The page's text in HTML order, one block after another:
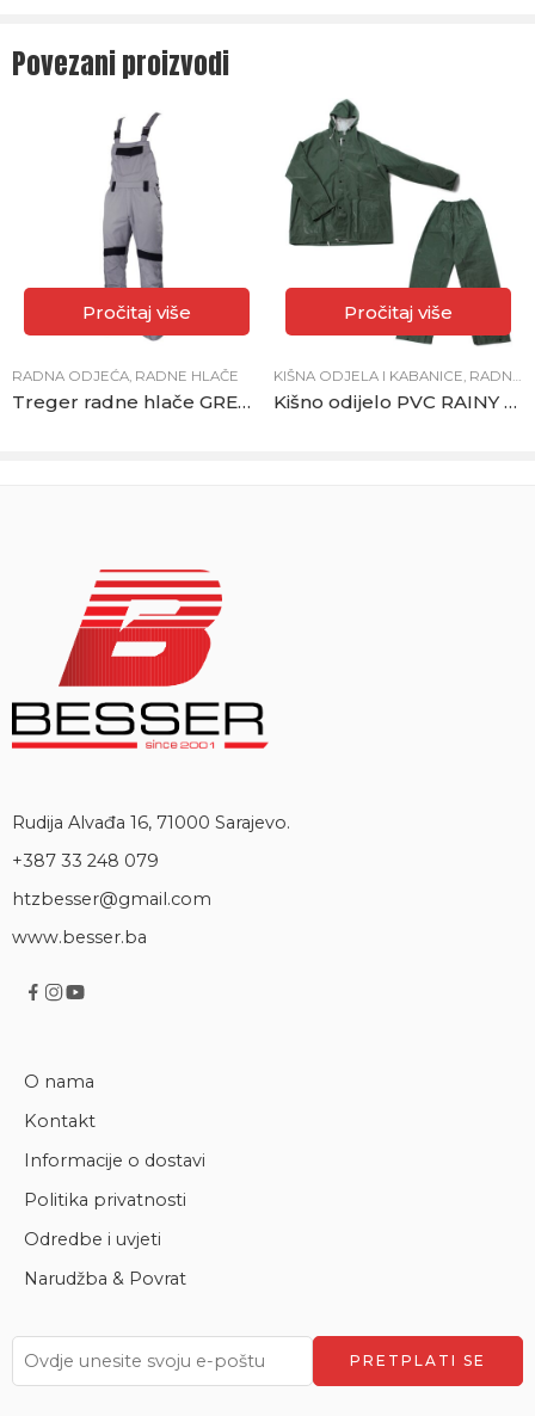
Povezani proizvodi
Pročitaj više
RADNA ODJEĆA, RADNE HLAČE
Treger radne hlače GREENLAND sivo-crne
Pročitaj više
KIŠNA ODJELA I KABANICE, RADNA ODJEĆA
Kišno odijelo PVC RAINY zeleno
Rudija Alvađa 16, 71000 Sarajevo.
+387 33 248 079
htzbesser@gmail.com
www.besser.ba
O nama
Kontakt
Informacije o dostavi
Politika privatnosti
Odredbe i uvjeti
Narudžba & Povrat